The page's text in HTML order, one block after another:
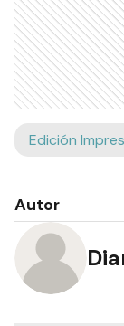
Edición
Autor